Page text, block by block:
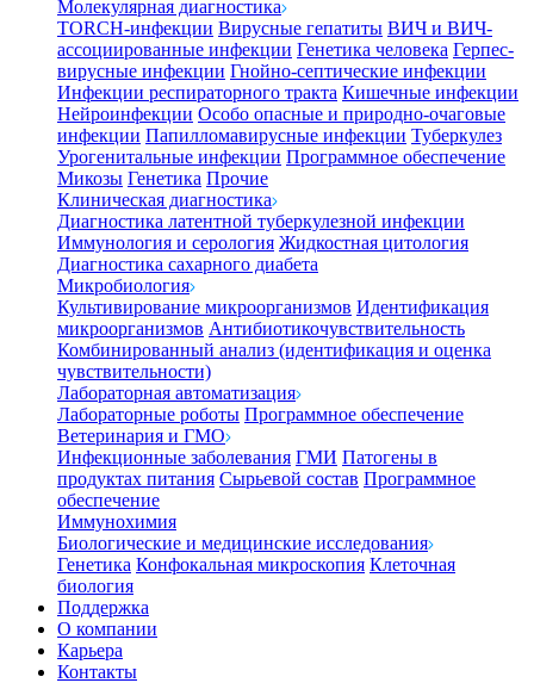
Молекулярная диагностика
TORCH-инфекции Вирусные гепатиты ВИЧ и ВИЧ-
ассоциированные инфекции Генетика человека Герпес-
вирусные инфекции Гнойно-септические инфекции
Инфекции респираторного тракта Кишечные инфекции
Нейроинфекции Особо опасные и природно-очаговые
инфекции Папилломавирусные инфекции Туберкулез
Урогенитальные инфекции Программное обеспечение
Микозы Генетика Прочие
Клиническая диагностика
Диагностика латентной туберкулезной инфекции
Иммунология и серология Жидкостная цитология
Диагностика сахарного диабета
Микробиология
Культивирование микроорганизмов Идентификация
микроорганизмов Антибиотикочувствительность
Комбинированный анализ (идентификация и оценка
чувствительности)
Лабораторная автоматизация
Лабораторные роботы Программное обеспечение
Ветеринария и ГМО
Инфекционные заболевания ГМИ Патогены в
продуктах питания Сырьевой состав Программное
обеспечение
Иммунохимия
Биологические и медицинские исследования
Генетика Конфокальная микроскопия Клеточная
биология
Поддержка
О компании
Карьера
Контакты